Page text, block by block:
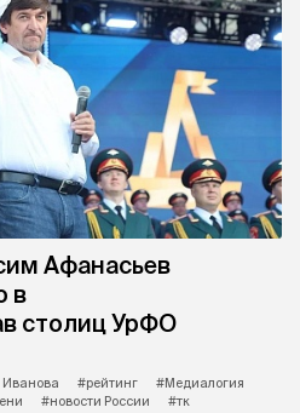
Афанасьев
в
столиц УрФО
Иванова #рейтинг
#Медиалогия
#новости России #тк